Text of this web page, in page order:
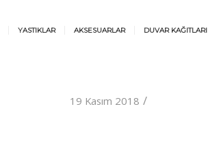
YASTIKLAR AKSESUARLAR DUVAR KAĞITLARI
19 Kasım 2018 /